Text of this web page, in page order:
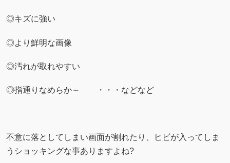
◎キズに強い
◎より鮮明な画像
◎汚れが取れやすい
◎指通りなめらか～ ・・・などなど
不意に落としてしまい画面が割れたり、ヒビが入ってしま
うショッキングな事ありますよね?